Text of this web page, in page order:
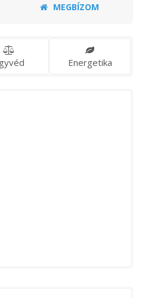
MEGBÍZOM
Energetika